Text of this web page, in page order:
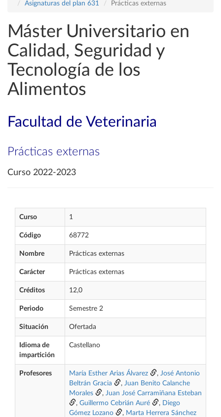
Asignaturas del plan 631
Prácticas externas
Máster Universitario en
Calidad, Seguridad y
Tecnología de los
Alimentos
Facultad de Veterinaria
Prácticas externas
Curso 2022-2023
Curso 1
Código 68772
Nombre Prácticas externas
Carácter Prácticas externas
Créditos 12,0
Periodo Semestre 2
Situación Ofertada
Idioma de
impartición
Castellano
Profesores María Esther Arias Álvarez , José Antonio
Beltrán Gracia
, Juan Benito Calanche
Morales
, Juan José Carramiñana Esteban
, Guillermo Cebrián Auré , Diego
Gómez Lozano
, Marta Herrera Sánchez